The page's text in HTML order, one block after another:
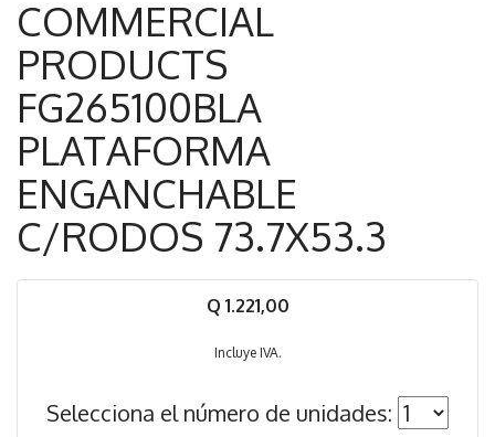
COMMERCIAL
PRODUCTS
FG265100BLA
PLATAFORMA
ENGANCHABLE
C/RODOS 73.7X53.3
Q 1.221,00
Incluye IVA.
Selecciona el número de unidades: